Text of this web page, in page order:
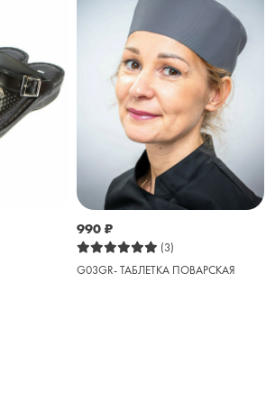
990 ₽
(3)
G03GR- ТАБЛЕТКА ПОВАРСКАЯ